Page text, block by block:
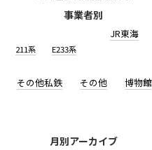
事業者別
211系 E233系
JR東海
その他私鉄 その他 博物館
月別アーカイブ